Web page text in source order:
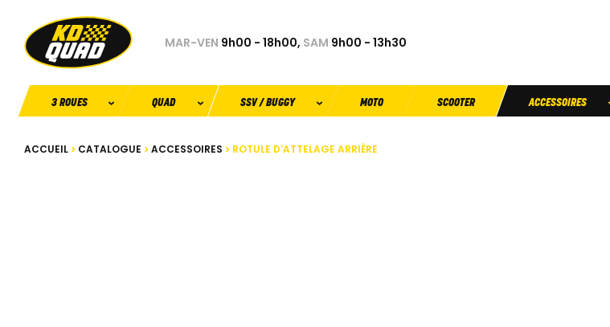
MAR-VEN 9h00 - 18h00, SAM 9h00 - 13h30
3 ROUES QUAD SSV / BUGGY MOTO SCOOTER ACCESSOIRES
ACCUEIL CATALOGUE ACCESSOIRES ROTULE D’ATTELAGE ARRIÈRE